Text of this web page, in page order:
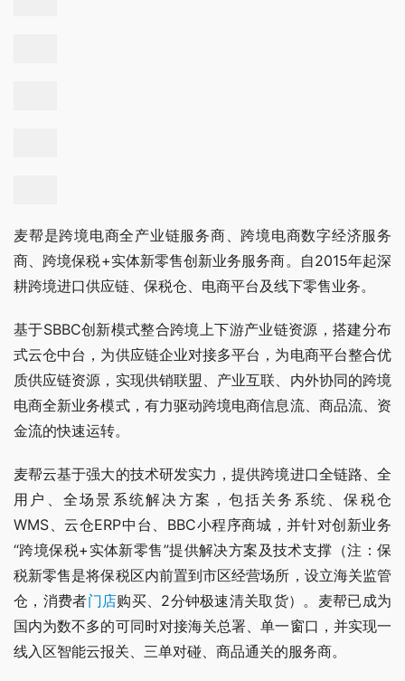
麦帮是跨境电商全产业链服务商、跨境电商数字经济服务
商、跨境保税+实体新零售创新业务服务商。自2015年起深
耕跨境进口供应链、保税仓、电商平台及线下零售业务。
基于SBBC创新模式整合跨境上下游产业链资源，搭建分布
式云仓中台，为供应链企业对接多平台，为电商平台整合优
质供应链资源，实现供销联盟、产业互联、内外协同的跨境
电商全新业务模式，有力驱动跨境电商信息流、商品流、资
金流的快速运转。
麦帮云基于强大的技术研发实力，提供跨境进口全链路、全
用户、全场景系统解决方案，包括关务系统、保税仓
WMS、云仓ERP中台、BBC小程序商城，并针对创新业务
“跨境保税+实体新零售”提供解决方案及技术支撑（注：保
税新零售是将保税区内前置到市区经营场所，设立海关监管
仓，消费者门店购买、2分钟极速清关取货）。麦帮已成为
国内为数不多的可同时对接海关总署、单一窗口，并实现一
线入区智能云报关、三单对碰、商品通关的服务商。